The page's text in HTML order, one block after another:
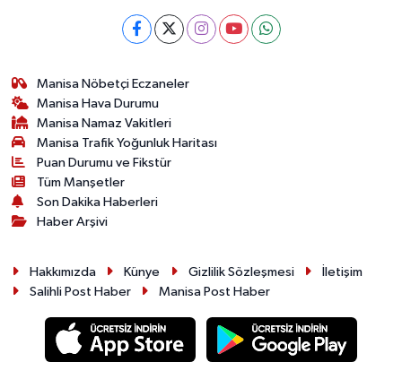
Manisa Nöbetçi Eczaneler
Manisa Hava Durumu
Manisa Namaz Vakitleri
Manisa Trafik Yoğunluk Haritası
Puan Durumu ve Fikstür
Tüm Manşetler
Son Dakika Haberleri
Haber Arşivi
Hakkımızda Künye Gizlilik Sözleşmesi
İletişim
Salihli Post Haber
Manisa Post Haber